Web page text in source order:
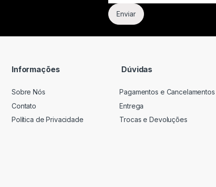
Informações
Sobre Nós
Contato
Política de Privacidade
Dúvidas
Pagamentos e Cancelamentos
Entrega
Trocas e Devoluções